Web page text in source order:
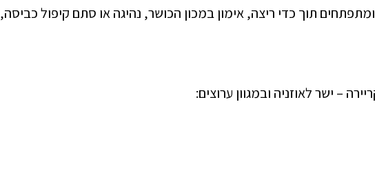
תוך כדי ריצה, אימון במכון הכושר, נהיגה או סתם קיפול כביסה,
– ישר לאוזניה ובמגוון ערוצים: